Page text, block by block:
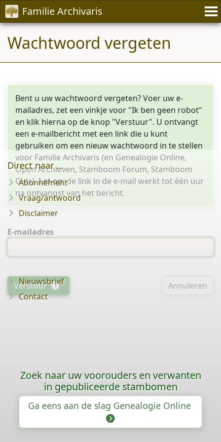
Familie Archivaris
Wachtwoord vergeten
Bent u uw wachtwoord vergeten? Voer uw e-
mailadres, zet een vinkje voor "Ik ben geen robot"
en klik hierna op de knop "Verstuur". U ontvangt
een e-mailbericht met een link die u kunt
gebruiken om een nieuw wachtwoord in te stellen
voor Familie Archivaris (en Genealogie Online,
Open Archieven, Stamboom Forum, Stamboom
Gids).Let op: de link in de e-mail werkt tot één uur
na ontvangst van het bericht.
E-mailadres
Verstuur Annuleren
Direct naar ...
Abonnement
Vraag/antwoord
Disclaimer
Nieuwsbrief
Contact
Zoek naar uw voorouders en verwanten
in gepubliceerde stambomen
Ga eens aan de slag Genealogie Online